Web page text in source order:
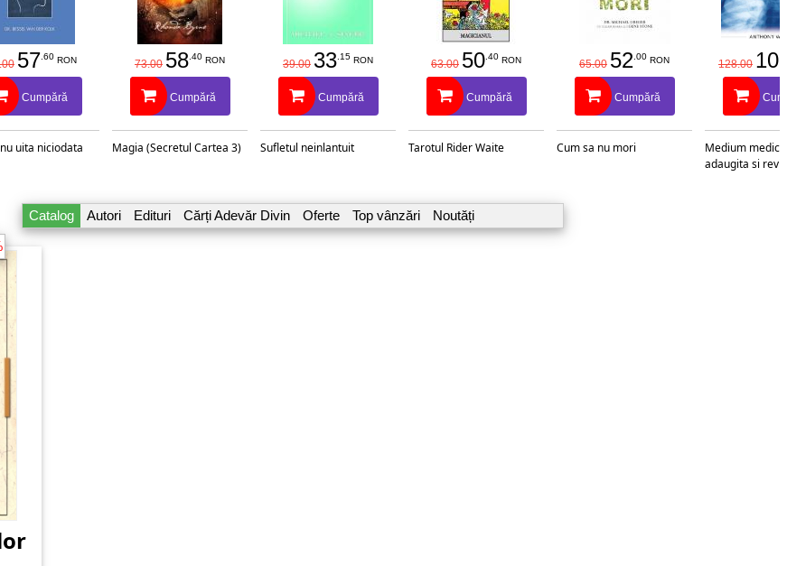
57 .60 RON
Cumpără
uita niciodata
73.00 58 .40 RON
Cumpără
Magia (Secretul Cartea 3)
39.00 33 .15 RON
Cumpără
Sufletul neinlantuit
63.00 50 .40 RON
Cumpără
Tarotul Rider Waite
65.00 52 .00 RON
Cumpără
Cum sa nu mori
128.00
Medium
adaugita si
Catalog Autori Edituri Cărți Adevăr Divin Oferte Top vânzări
Noutăți